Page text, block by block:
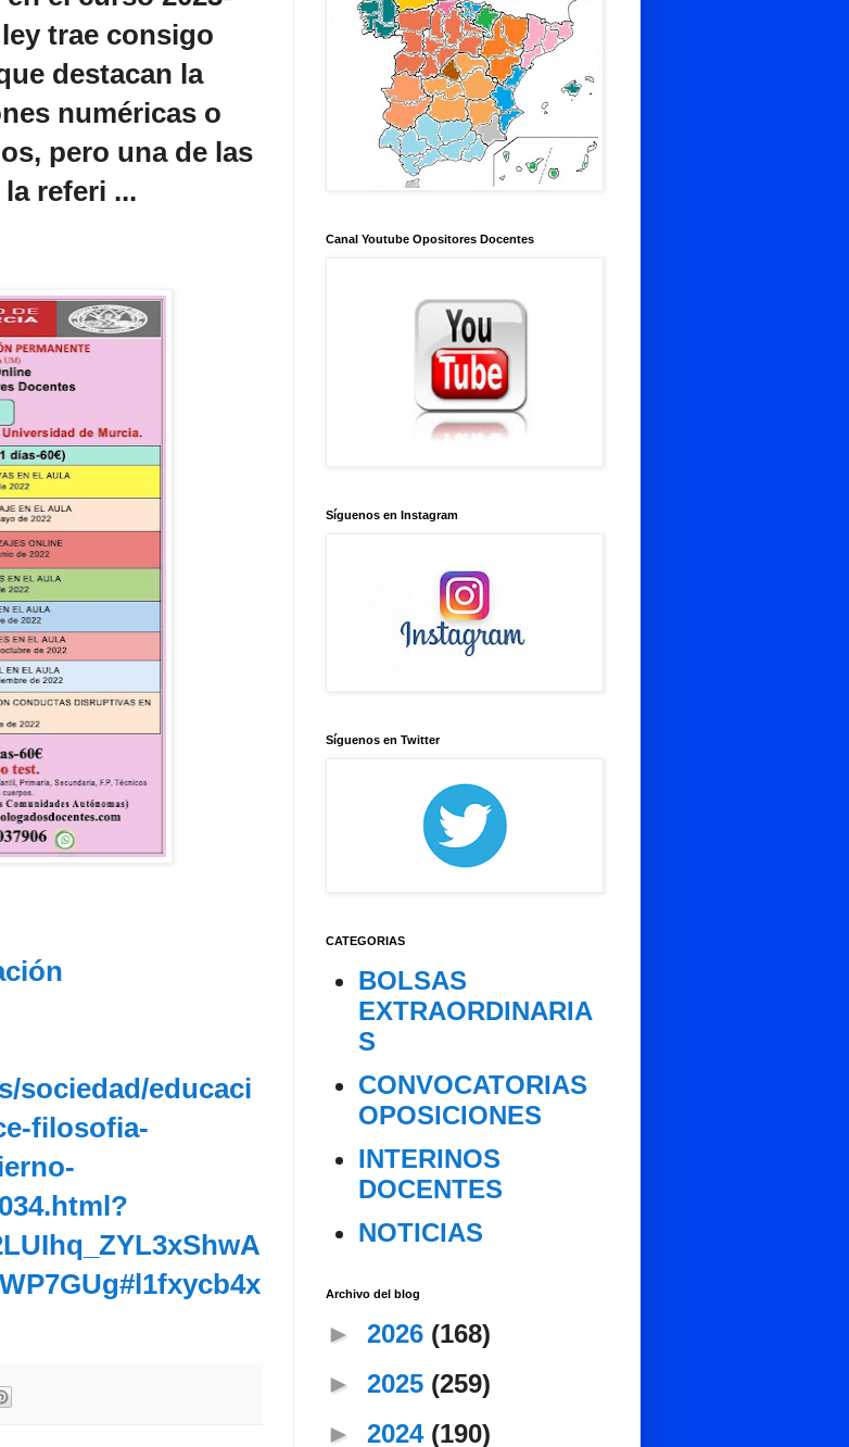
ley trae consigo
destacan la
numéricas o
pero una de las
referi ...
sociedad/educaci
filosofia-
Canal Youtube Opositores Docentes
Síguenos en Instagram
Síguenos en Twitter
CATEGORIAS
BOLSAS
EXTRAORDINARIA
S
CONVOCATORIAS
OPOSICIONES
INTERINOS
DOCENTES
NOTICIAS
Archivo del blog
► 2026 (168)
► 2025 (259)
► 2024 (190)